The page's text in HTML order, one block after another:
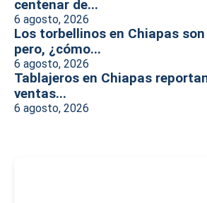
centenar de...
6 agosto, 2026
Los torbellinos en Chiapas
pero, ¿cómo...
6 agosto, 2026
Tablajeros en Chiapas
ventas...
6 agosto, 2026